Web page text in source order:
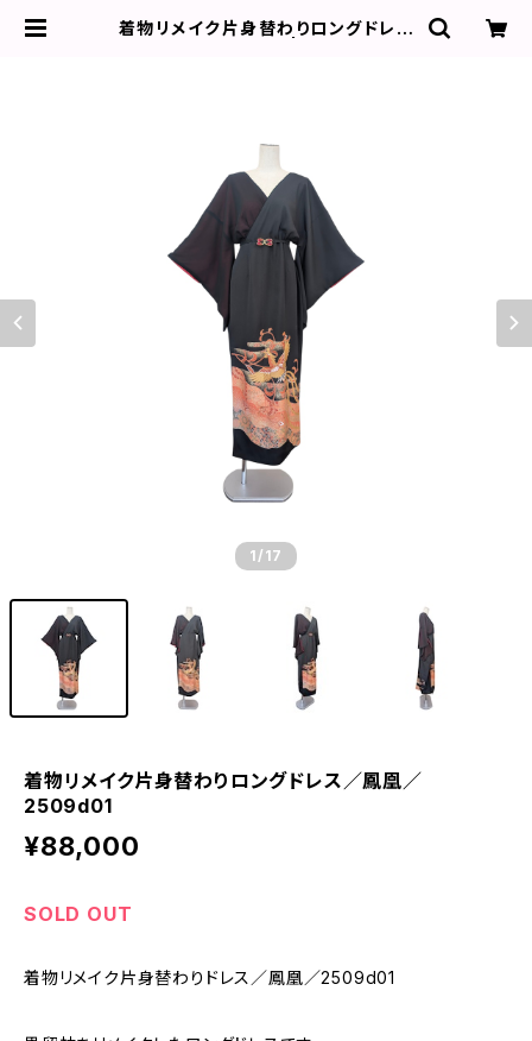
着物リメイク片身替わりロングドレス
1 /17
着物リメイク片身替わりロングドレス／鳳凰／
2509d01
¥88,000
SOLD OUT
着物リメイク片身替わりドレス／鳳凰／2509d01